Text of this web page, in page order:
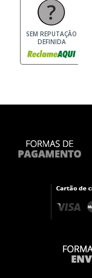
SEM REPUTAÇÃO
DEFINIDA